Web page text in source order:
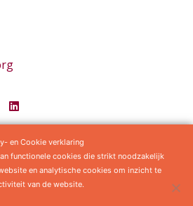
statement Algemene voorwaarden
en Cookie verklaring
functionele cookies die strikt noodzakelijk
en analytische cookies om inzicht te
van de website.